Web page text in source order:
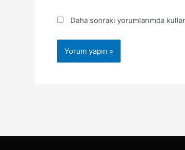
Daha sonraki yorumlarımda